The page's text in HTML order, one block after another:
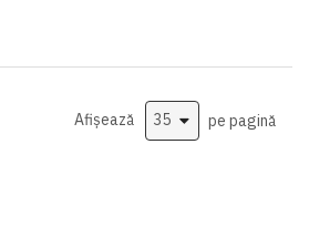
Afișează pe pagină